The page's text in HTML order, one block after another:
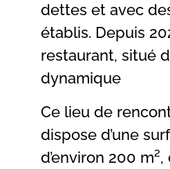
dettes et avec
établis. Depuis
restaurant, situé
dynamique
Ce lieu de
dispose d’une
d’environ 200